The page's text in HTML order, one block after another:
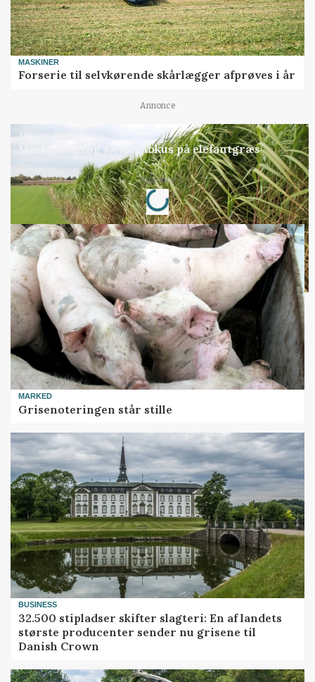
MASKINER
Forserie til selvkørende skårlægger afprøves i år
Annonce
ARRANGEMENT
Markvandring sætter fokus på elefantgræs
Annonce
Loading...
MARKED
Grisenoteringen står stille
BUSINESS
32.500 stipladser skifter slagteri: En af landets
største producenter sender nu grisene til
Danish Crown